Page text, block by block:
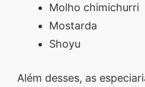
Molho chimichurri
Mostarda
Shoyu
Além desses, as